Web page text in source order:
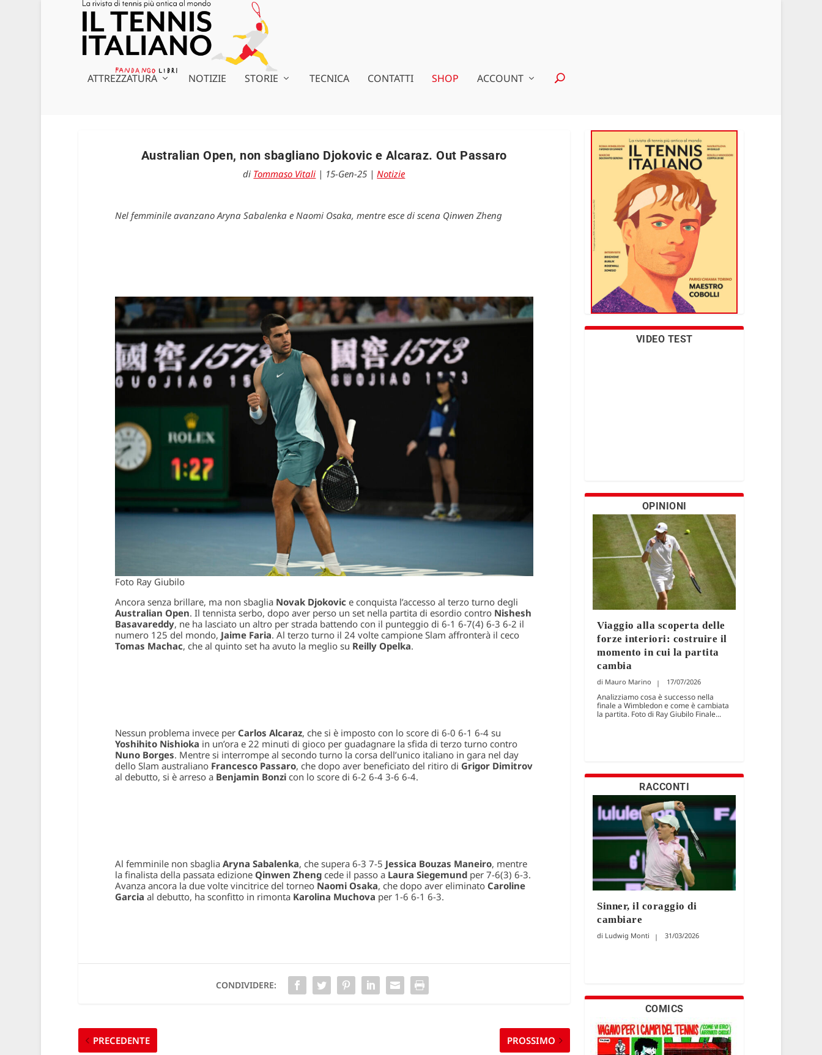
ATTREZZATURA NOTIZIE STORIE TECNICA CONTATTI SHOP ACCOUNT
Australian Open, non sbagliano Djokovic e Alcaraz. Out Passaro
di Tommaso Vitali | 15-Gen-25 |Notizie
Nel femminile avanzano Aryna Sabalenka e Naomi Osaka, mentre esce di scena Qinwen Zheng
Foto Ray Giubilo
Ancora senza brillare, ma non sbaglia Novak Djokovice conquista l’accesso al terzo turno degli
Australian Open. Il tennista serbo, dopo aver perso un set nella partita di esordio contro Nishesh
Basavareddy, ne ha lasciato un altro per strada battendo con il punteggio di 6-1 6-7(4) 6-3 6-2 il
numero 125 del mondo, Jaime Faria. Al terzo turno il 24 volte campione Slam affronterà il ceco
Tomas Machac, che al quinto set ha avuto la meglio su Reilly Opelka.
Nessun problema invece per Carlos Alcaraz, che si è imposto con lo score di 6-0 6-1 6-4 su
Yoshihito Nishioka in un’ora e 22 minuti di gioco per guadagnare la sfida di terzo turno contro
Nuno Borges. Mentre si interrompe al secondo turno la corsa dell’unico italiano in gara nel day
dello Slam australiano Francesco Passaro, che dopo aver beneficiato del ritiro di Grigor Dimitrov
al debutto, si è arreso a Benjamin Bonzicon lo score di 6-2 6-4 3-6 6-4.
Al femminile non sbaglia Aryna Sabalenka, che supera 6-3 7-5 Jessica Bouzas Maneiro, mentre
la finalista della passata edizione Qinwen Zhengcede il passo a Laura Siegemundper 7-6(3) 6-3.
Avanza ancora la due volte vincitrice del torneo Naomi Osaka, che dopo aver eliminato Caroline
Garcia al debutto, ha sconfitto in rimonta Karolina Muchova per 1-6 6-1 6-3.
CONDIVIDERE:
PRECEDENTE PROSSIMO
VIDEO TEST
OPINIONI
Viaggio alla scoperta delle
forze interiori: costruire il
momento in cui la partita
cambia
Mauro Marino 17/07/2026
Analizziamo cosa è successo nella
finale a Wimbledon e come è cambiata
la partita. Foto di Ray Giubilo Finale...
RACCONTI
Sinner, il coraggio di
cambiare
Ludwig Monti 31/03/2026
COMICS